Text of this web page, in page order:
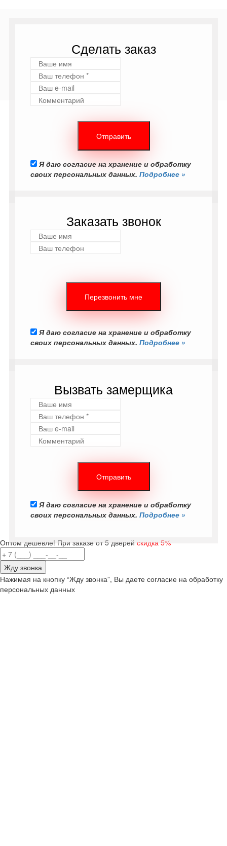
Сделать заказ
Я даю согласие на хранение и обработку
своих персональных данных. Подробнее »
Заказать звонок
Я даю согласие на хранение и обработку
своих персональных данных. Подробнее »
Вызвать замерщика
Я даю согласие на хранение и обработку
своих персональных данных. Подробнее »
Оптом дешевле! При заказе от 5 дверей скидка 5%
Нажимая на кнопку “Жду звонка”, Вы даете согласие на обработку
персональных данных